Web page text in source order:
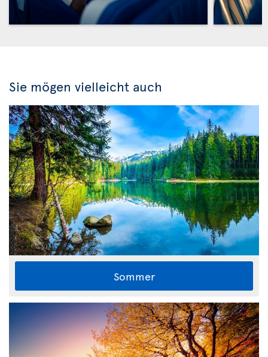
Sie mögen vielleicht auch
Sommer